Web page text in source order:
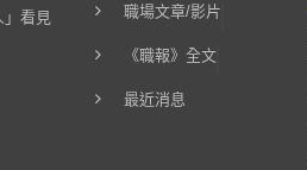
」看見
職場文章/影片
《職報》全文
最近消息